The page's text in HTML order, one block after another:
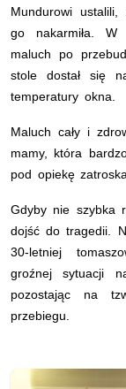
Mundurowi
go nakarmiła.
maluch po
stole dostał się
temperatury okna.
Maluch cały i
mamy, która
pod opiekę
Gdyby nie szybka
dojść do tragedii.
30-letniej
groźnej sytuacji
pozostając na
przebiegu.